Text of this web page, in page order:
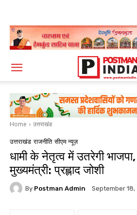
Home उत्तराखंड
उत्तराखंड राजनीति सीएम न्यूज़
धामी के नेतृत्व में उतरेगी भाजपा,
मुख्यमंत्री: प्रह्लाद जोशी
By Postman Admin September 18,